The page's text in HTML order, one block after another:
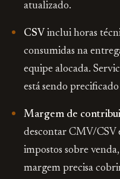
atualizado.
CSV inclui horas
consumidas na
equipe alocada.
está sendo
Margem de
descontar CMV/CSV
impostos sobre
margem precisa